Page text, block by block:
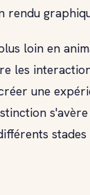
rendu
loin en
les
une